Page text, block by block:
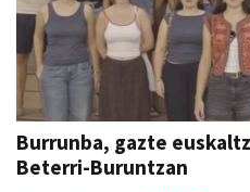
Burrunba, gazte
Beterri-Buruntzan